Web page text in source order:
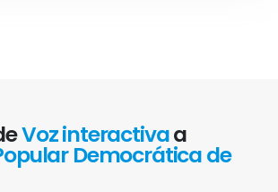
Voz interactivaa
Democrática de